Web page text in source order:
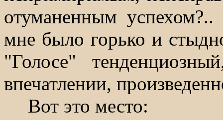
отуманенным
мне было горько и
"Голосе"
впечатлении,
Вот это место: